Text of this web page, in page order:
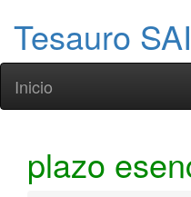
Tesauro
Inicio
plazo